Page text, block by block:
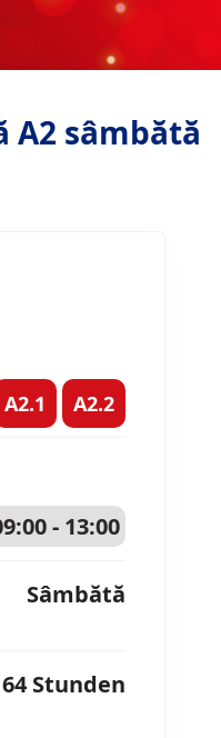
A2 sâmbătă
A2.1 A2.2
- 13:00
Sâmbătă
64 Stunden